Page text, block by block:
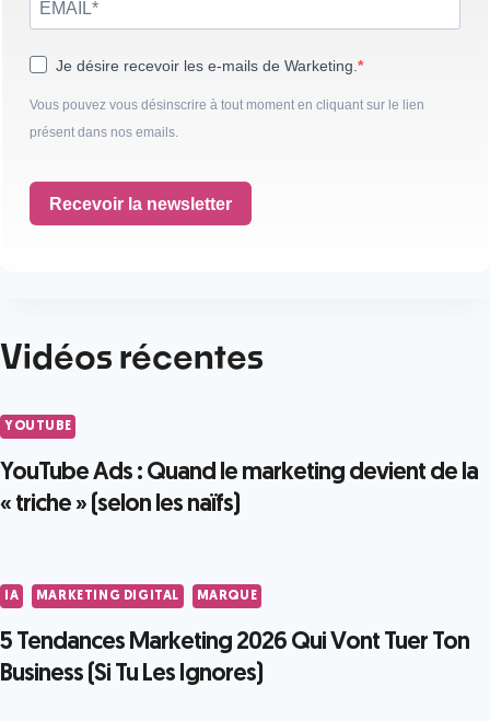
Je désire recevoir les e-mails de Warketing.
Vous pouvez vous désinscrire à tout moment en cliquant sur le lien
présent dans nos emails.
Recevoir la newsletter
Vidéos récentes
YOUTUBE
YouTube Ads : Quand le marketing devient de la
« triche » (selon les naïfs)
IA MARKETING DIGITAL MARQUE
5 Tendances Marketing 2026 Qui Vont Tuer Ton
Business (Si Tu Les Ignores)